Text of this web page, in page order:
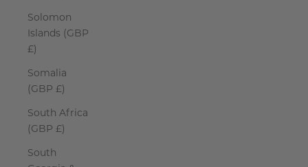
Solomon
Islands (GBP
£)
Somalia
(GBP £)
South Africa
(GBP £)
South